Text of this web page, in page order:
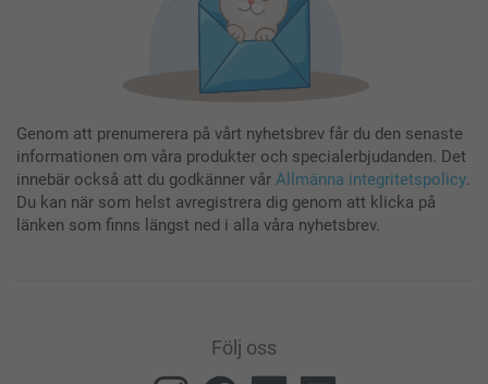
58,5 cm
19,5 cm
77,2 cm
61,5 cm
20 cm
Genom att prenumerera på vårt nyhetsbrev får du den senaste
informationen om våra produkter och specialerbjudanden. Det
innebär också att du godkänner vår Allmänna integritetspolicy.
Du kan när som helst avregistrera dig genom att klicka på
länken som finns längst ned i alla våra nyhetsbrev.
Följ oss